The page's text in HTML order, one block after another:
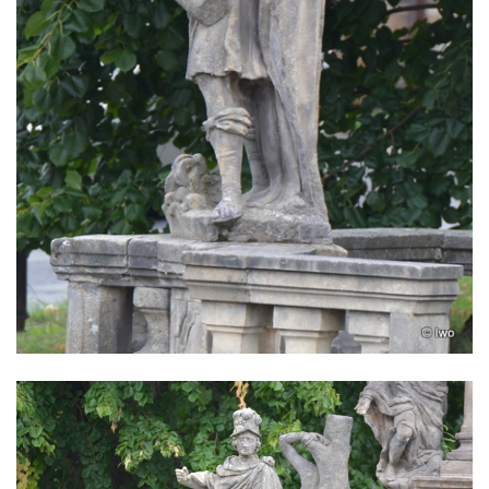
Sloup Nejsvětější Trojice ve Varnsdorfu
Sloup Panny Marie v Kraslicích
Sloup se sochou Krista Salvátora v
Jablonném v Podještědí
Sloup Nejsvětější Trojice u zámečku Pachtů
z Rájova v Jablonném v Podještědí
Sloup se sochou svatého Vavřince v
Jiřetíně pod Jedlovou
Sloup archanděla Michaela v Nejdku
Sloup Panny Marie v Nejdku
Sloup Nejsvětější Trojice v Nejdku
Sloup Nejsvětější Trojice v Náchodě
Sloup Panny Marie v Náchodě
Sloup Panny Marie v Rokycanech